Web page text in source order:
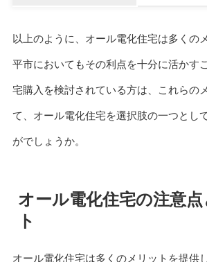
以上のように、オール電化住宅は多くの
平市においてもその利点を十分に活かす
宅購入を検討されている方は、これらの
て、オール電化住宅を選択肢の一つとし
がでしょうか。
オール電化住宅の注意
ト
オール電化住宅は多くのメリットを提供